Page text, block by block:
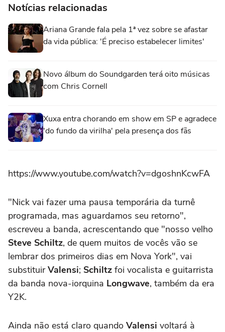
Notícias relacionadas
Ariana Grande fala pela 1ª vez sobre se afastar
da vida pública: 'É preciso estabelecer limites'
Novo álbum do Soundgarden terá oito músicas
com Chris Cornell
Xuxa entra chorando em show em SP e agradece
'do fundo da virilha' pela presença dos fãs
https://www.youtube.com/watch?v=dgoshnKcwFA
"Nick vai fazer uma pausa temporária da turnê
programada, mas aguardamos seu retorno",
escreveu a banda, acrescentando que "nosso velho
Steve Schiltz, de quem muitos de vocês vão se
lembrar dos primeiros dias em Nova York", vai
substituirValensi; Schiltz foi vocalista e guitarrista
da banda nova-iorquina Longwave, também da era
Y2K.
Ainda não está claro quando Valensi voltará à